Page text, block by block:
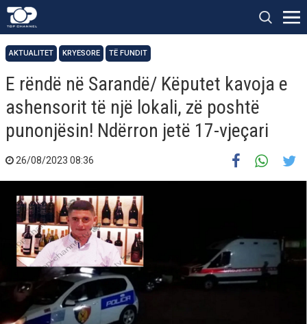
AKTUALITET KRYESORE TË FUNDIT
E rëndë në Sarandë/ Këputet kavoja e
ashensorit të një lokali, zë poshtë
punonjësin! Ndërron jetë 17-vjeçari
26/08/2023 08:36